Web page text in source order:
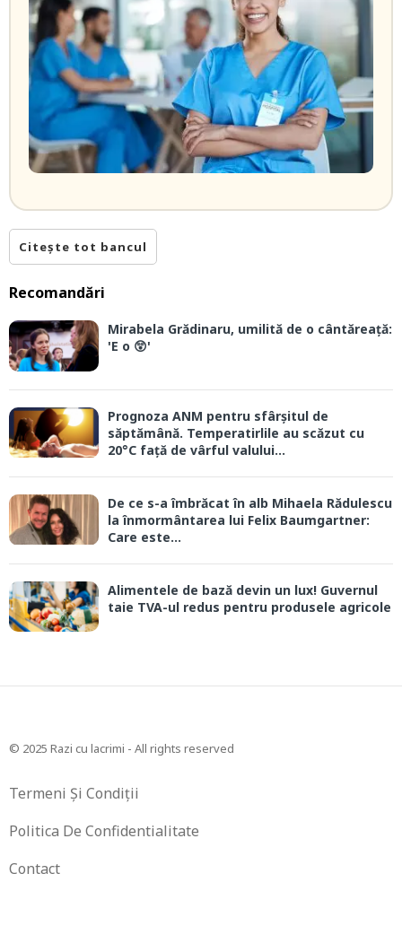
Citește tot bancul
Recomandări
Mirabela Grădinaru, umilită de o cântăreață:
'E o 😲'
Prognoza ANM pentru sfârșitul de
săptămână. Temperatirlile au scăzut cu
20°C față de vârful valului...
De ce s-a îmbrăcat în alb Mihaela Rădulescu
la înmormântarea lui Felix Baumgartner:
Care este...
Alimentele de bază devin un lux! Guvernul
taie TVA-ul redus pentru produsele agricole
© 2025 Razi cu lacrimi - All rights reserved
Termeni Și Condiții
Politica De Confidentialitate
Contact